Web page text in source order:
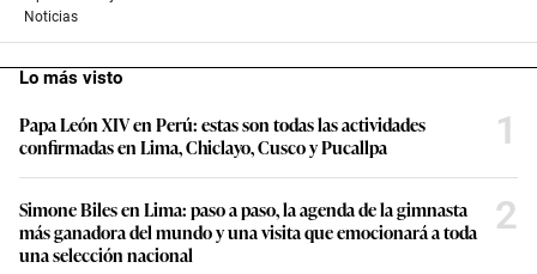
Noticias
Lo más visto
Papa León XIV en Perú: estas son todas las actividades
confirmadas en Lima, Chiclayo, Cusco y Pucallpa
1
Simone Biles en Lima: paso a paso, la agenda de la gimnasta
más ganadora del mundo y una visita que emocionará a toda
una selección nacional
2